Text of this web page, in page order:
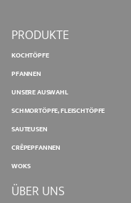
PRODUKTE
KOCHTÖPFE
PFANNEN
UNSERE AUSWAHL
SCHMORTÖPFE, FLEISCHTÖPFE
SAUTEUSEN
CRÊPEPFANNEN
WOKS
ÜBER UNS